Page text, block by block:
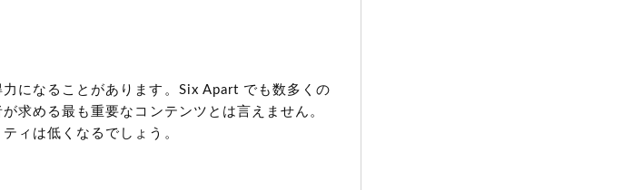
になることがあります。Six Apart でも数多くの
求める最も重要なコンテンツとは言えません。
ィは低くなるでしょう。